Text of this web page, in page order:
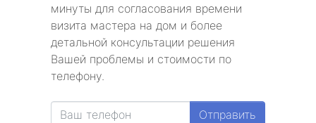
минуты для согласования времени
визита мастера на дом и более
детальной консультации решения
Вашей проблемы и стоимости по
телефону.
Отправить